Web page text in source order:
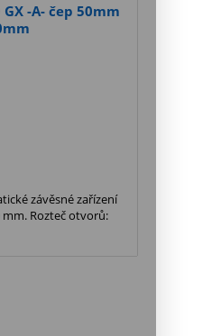
GX -A- čep 50mm
závěsné zařízení
Rozteč otvorů: